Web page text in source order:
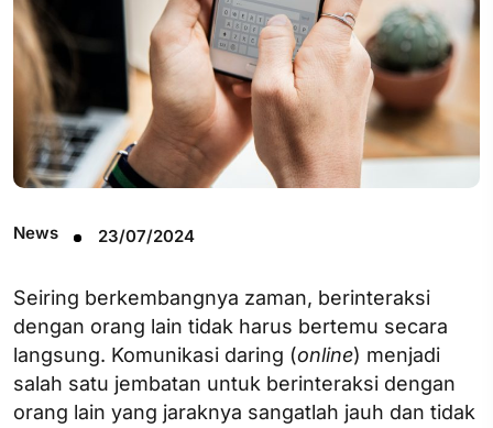
News 23/07/2024
Seiring berkembangnya zaman, berinteraksi
dengan orang lain tidak harus bertemu secara
langsung. Komunikasi daring (online) menjadi
salah satu jembatan untuk berinteraksi dengan
orang lain yang jaraknya sangatlah jauh dan tidak